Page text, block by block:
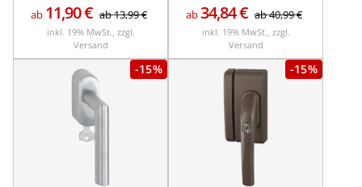
ab 11,90€ ab13,99€
inkl. 19% MwSt., zzgl.
Versand
ab34,84€ ab40,99€
inkl. 19% MwSt., zzgl.
Versand
-15% -15%